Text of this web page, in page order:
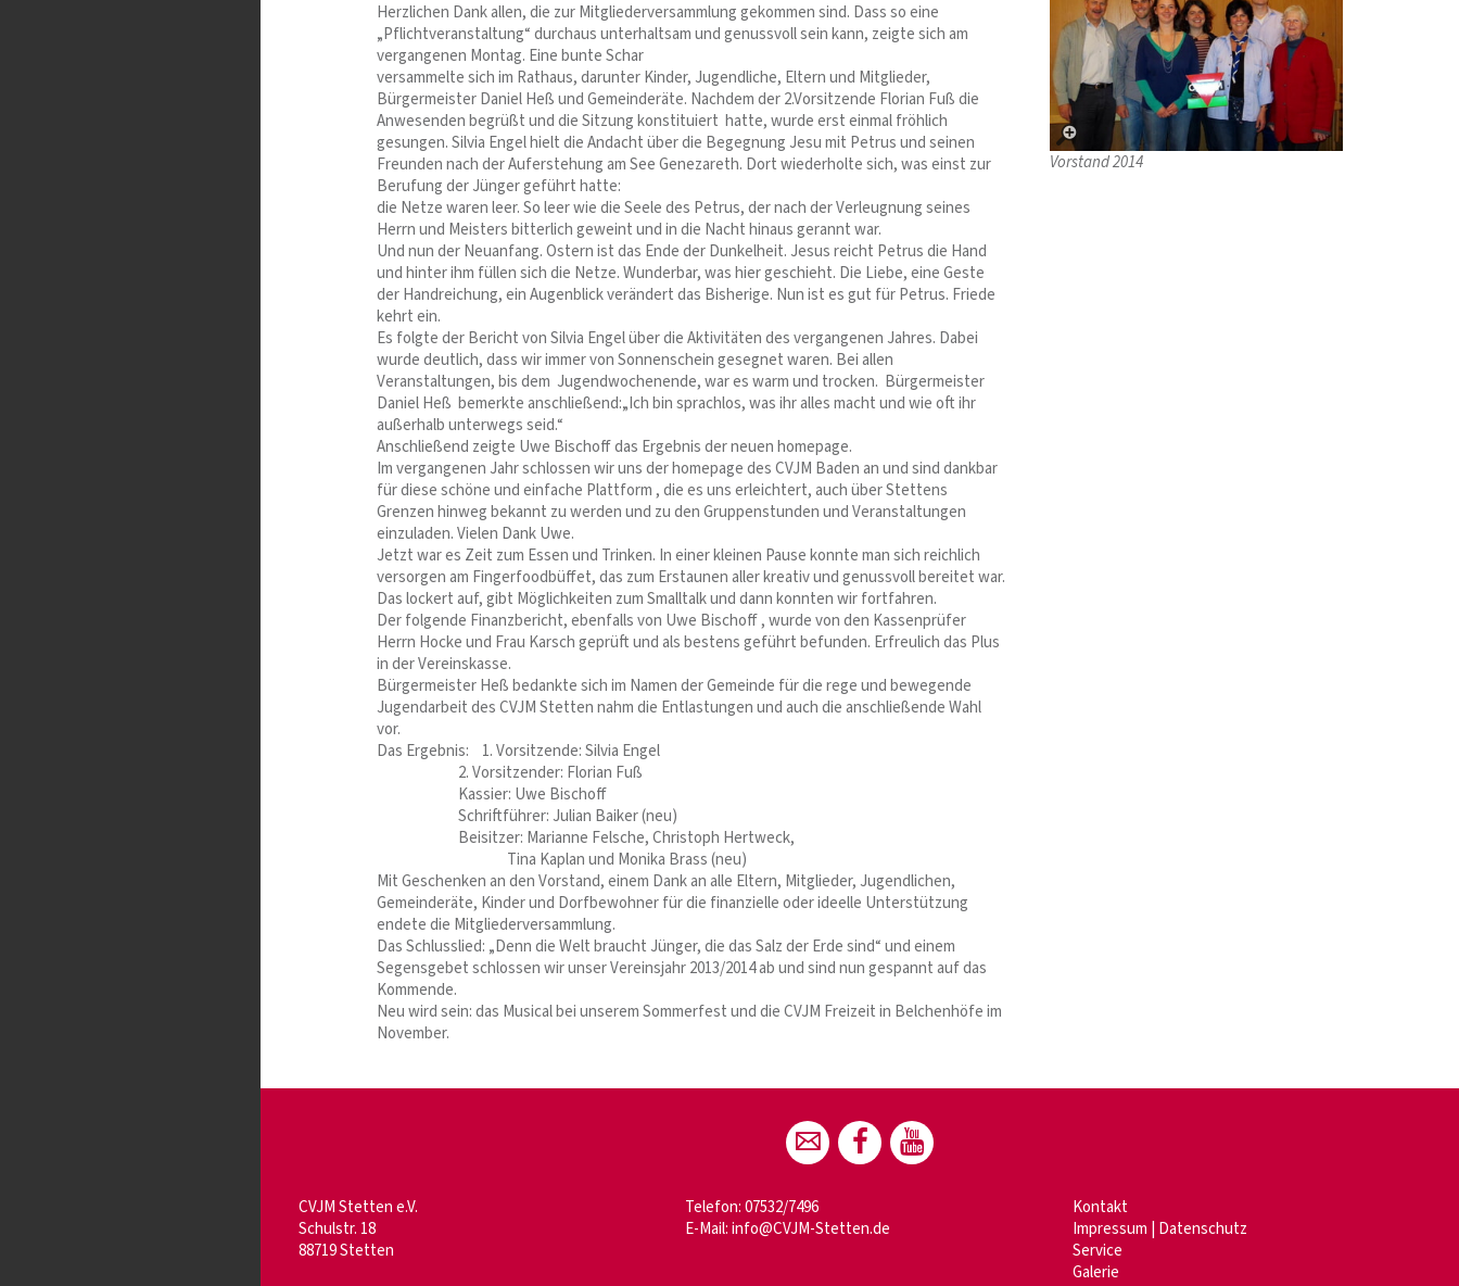
Herzlichen Dank allen, die zur Mitgliederversammlung gekommen sind. Dass so eine
„Pflichtveranstaltung“ durchaus unterhaltsam und genussvoll sein kann, zeigte sich am
vergangenen Montag. Eine bunte Schar
versammelte sich im Rathaus, darunter Kinder, Jugendliche, Eltern und Mitglieder,
Bürgermeister Daniel Heß und Gemeinderäte. Nachdem der 2.Vorsitzende Florian Fuß die
Anwesenden begrüßt und die Sitzung konstituiert hatte, wurde erst einmal fröhlich
gesungen. Silvia Engel hielt die Andacht über die Begegnung Jesu mit Petrus und seinen
Freunden nach der Auferstehung am See Genezareth. Dort wiederholte sich, was einst zur
Berufung der Jünger geführt hatte:
die Netze waren leer. So leer wie die Seele des Petrus, der nach der Verleugnung seines
Herrn und Meisters bitterlich geweint und in die Nacht hinaus gerannt war.
Und nun der Neuanfang. Ostern ist das Ende der Dunkelheit. Jesus reicht Petrus die Hand
und hinter ihm füllen sich die Netze. Wunderbar, was hier geschieht. Die Liebe, eine Geste
der Handreichung, ein Augenblick verändert das Bisherige. Nun ist es gut für Petrus. Friede
kehrt ein.
Es folgte der Bericht von Silvia Engel über die Aktivitäten des vergangenen Jahres. Dabei
wurde deutlich, dass wir immer von Sonnenschein gesegnet waren. Bei allen
Veranstaltungen, bis dem Jugendwochenende, war es warm und trocken. Bürgermeister
Daniel Heß bemerkte anschließend:„Ich bin sprachlos, was ihr alles macht und wie oft ihr
außerhalb unterwegs seid.“
Anschließend zeigte Uwe Bischoff das Ergebnis der neuen homepage.
Im vergangenen Jahr schlossen wir uns der homepage des CVJM Baden an und sind dankbar
für diese schöne und einfache Plattform , die es uns erleichtert, auch über Stettens
Grenzen hinweg bekannt zu werden und zu den Gruppenstunden und Veranstaltungen
einzuladen. Vielen Dank Uwe.
Jetzt war es Zeit zum Essen und Trinken. In einer kleinen Pause konnte man sich reichlich
versorgen am Fingerfoodbüffet, das zum Erstaunen aller kreativ und genussvoll bereitet war.
Das lockert auf, gibt Möglichkeiten zum Smalltalk und dann konnten wir fortfahren.
Der folgende Finanzbericht, ebenfalls von Uwe Bischoff , wurde von den Kassenprüfer
Herrn Hocke und Frau Karsch geprüft und als bestens geführt befunden. Erfreulich das Plus
in der Vereinskasse.
Bürgermeister Heß bedankte sich im Namen der Gemeinde für die rege und bewegende
Jugendarbeit des CVJM Stetten nahm die Entlastungen und auch die anschließende Wahl
vor.
Das Ergebnis: 1. Vorsitzende: Silvia Engel
2. Vorsitzender: Florian Fuß
Kassier: Uwe Bischoff
Schriftführer: Julian Baiker (neu)
Beisitzer: Marianne Felsche, Christoph Hertweck,
Tina Kaplan und Monika Brass (neu)
Mit Geschenken an den Vorstand, einem Dank an alle Eltern, Mitglieder, Jugendlichen,
Gemeinderäte, Kinder und Dorfbewohner für die finanzielle oder ideelle Unterstützung
endete die Mitgliederversammlung.
Das Schlusslied: „Denn die Welt braucht Jünger, die das Salz der Erde sind“ und einem
Segensgebet schlossen wir unser Vereinsjahr 2013/2014 ab und sind nun gespannt auf das
Kommende.
Neu wird sein: das Musical bei unserem Sommerfest und die CVJM Freizeit in Belchenhöfe im
November.
Vorstand 2014
CVJM Stetten e.V.
Schulstr. 18
88719 Stetten
Telefon: 07532/7496
E-Mail:info@CVJM-Stetten.de
Kontakt
Impressum Datenschutz
Service
Galerie